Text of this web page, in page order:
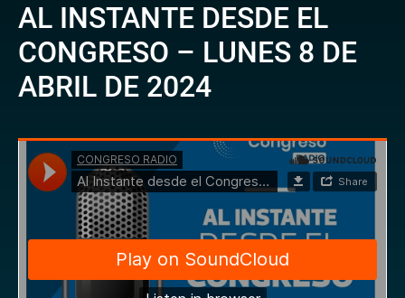
AL INSTANTE DESDE EL
CONGRESO – LUNES 8 DE
ABRIL DE 2024